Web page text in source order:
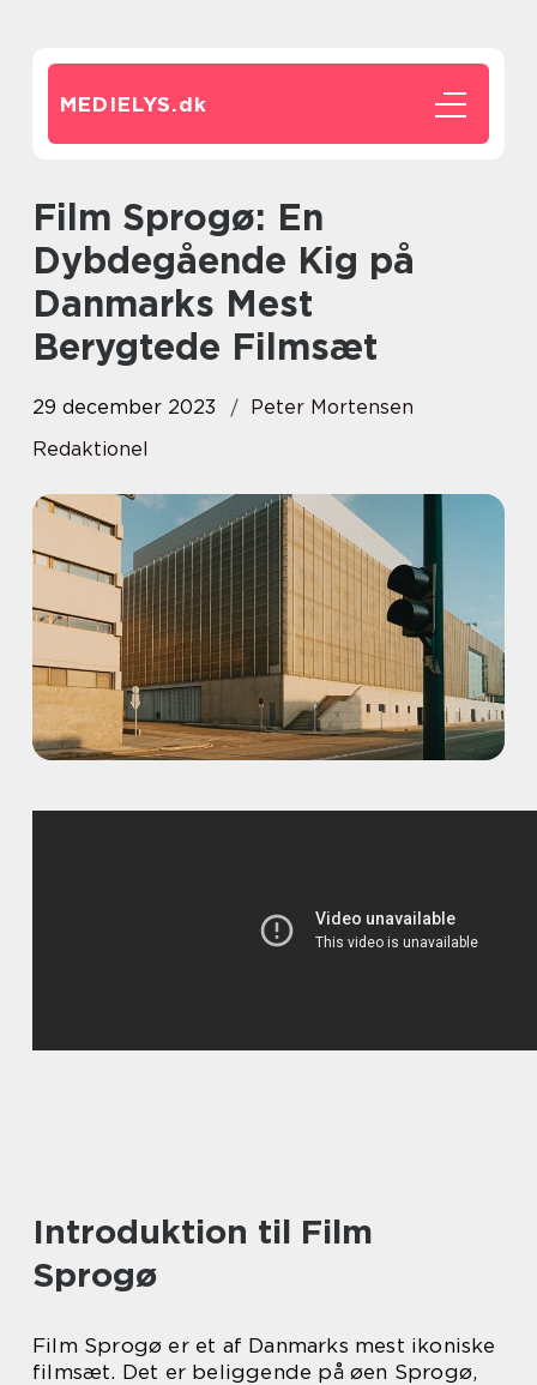
MEDIELYS.dk
Film Sprogø: En
Dybdegående Kig på
Danmarks Mest
Berygtede Filmsæt
29 december 2023
Peter Mortensen
Redaktionel
Introduktion til Film
Sprogø
Film Sprogø er et af Danmarks mest ikoniske
filmsæt. Det er beliggende på øen Sprogø,